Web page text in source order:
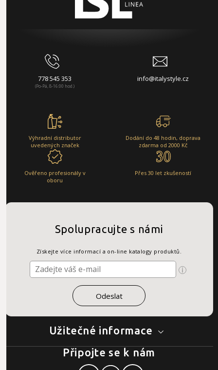
778 545 353
(Po-Pá, 8-16:00 hod.)
info@italystyle.cz
Výhradní distributor
uvedených značek
Dodání do 48 hodin, doprava
zdarma od 2000 Kč
Ověřeno profesionály v
oboru
Přes 30 let zkušeností
Užitečné informace
Spolupracujte s námi
Získejte více informací a on-line katalogy produktů.
Připojte se k nám